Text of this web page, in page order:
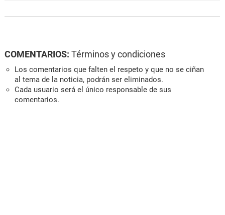
COMENTARIOS: Términos y condiciones
Los comentarios que falten el respeto y que no se ciñan
al tema de la noticia, podrán ser eliminados.
Cada usuario será el único responsable de sus
comentarios.